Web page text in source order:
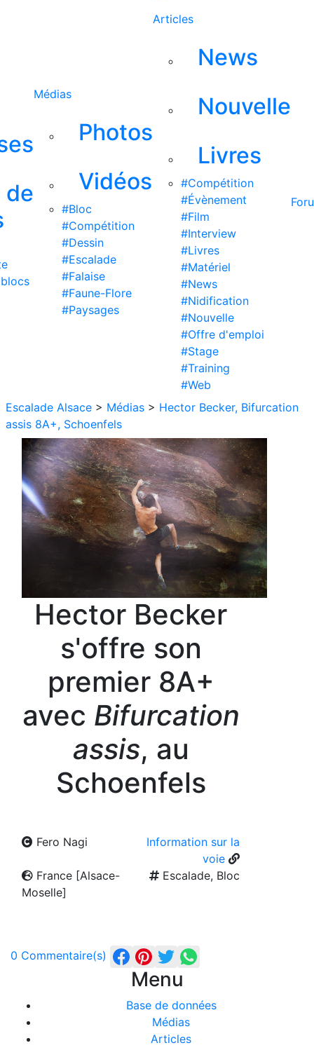
de
Médias
Photos
Vidéos
#Bloc
#Compétition
#Dessin
#Escalade
#Falaise
#Faune-Flore
#Paysages
Articles
News
Nouvelle
Livres
#Compétition
#Évènement
#Film
#Interview
#Livres
#Matériel
#News
#Nidification
#Nouvelle
#Offre d'emploi
#Stage
#Training
#Web
Escalade Alsace > Médias > Hector Becker, Bifurcation
assis 8A+, Schoenfels
Hector Becker
s'offre son
premier 8A+
avec Bifurcation
assis, au
Schoenfels
Fero Nagi
Information sur la
voie
France [Alsace-
Moselle]
Escalade, Bloc
0 Commentaire(s)
Menu
Base de données
Médias
Articles